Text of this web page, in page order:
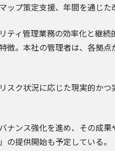
プ策定支援、年間を通じた
ティ管理業務の効率化と継
徴。本社の管理者は、各拠
スク状況に応じた現実的か
ナンス強化を進め、その成
提供開始も予定している。